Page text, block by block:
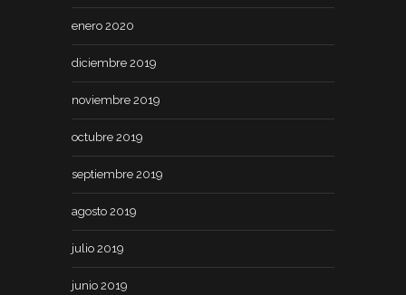
enero 2020
diciembre 2019
noviembre 2019
octubre 2019
septiembre 2019
agosto 2019
julio 2019
junio 2019